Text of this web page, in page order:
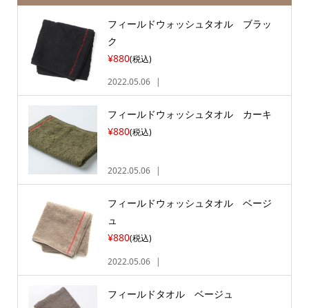
フィールドウォッシュタオル ブラッ
ク
¥880(税込)
2022.05.06
フィールドウォッシュタオル カーキ
¥880(税込)
2022.05.06
フィールドウォッシュタオル ベージ
ュ
¥880(税込)
2022.05.06
フィールドタオル ベージュ